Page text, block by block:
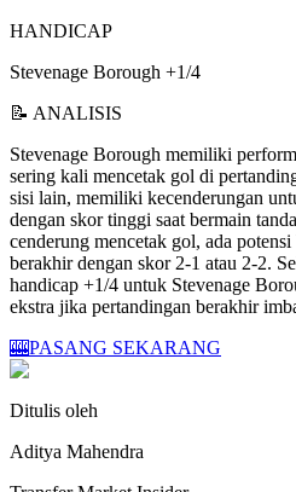
HANDICAP
Stevenage Borough +1/4
📝 ANALISIS
Stevenage Borough memiliki
sering kali mencetak gol di
sisi lain, memiliki kecenderungan
dengan skor tinggi saat bermain
cenderung mencetak gol, ada
berakhir dengan skor 2-1 atau 2-2.
handicap +1/4 untuk Stevenage
ekstra jika pertandingan berakhir
🎰PASANG SEKARANG
Ditulis oleh
Aditya Mahendra